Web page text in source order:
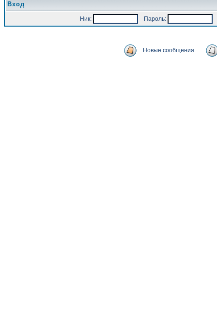
Вход
Ник: Пароль:
Новые сообщения